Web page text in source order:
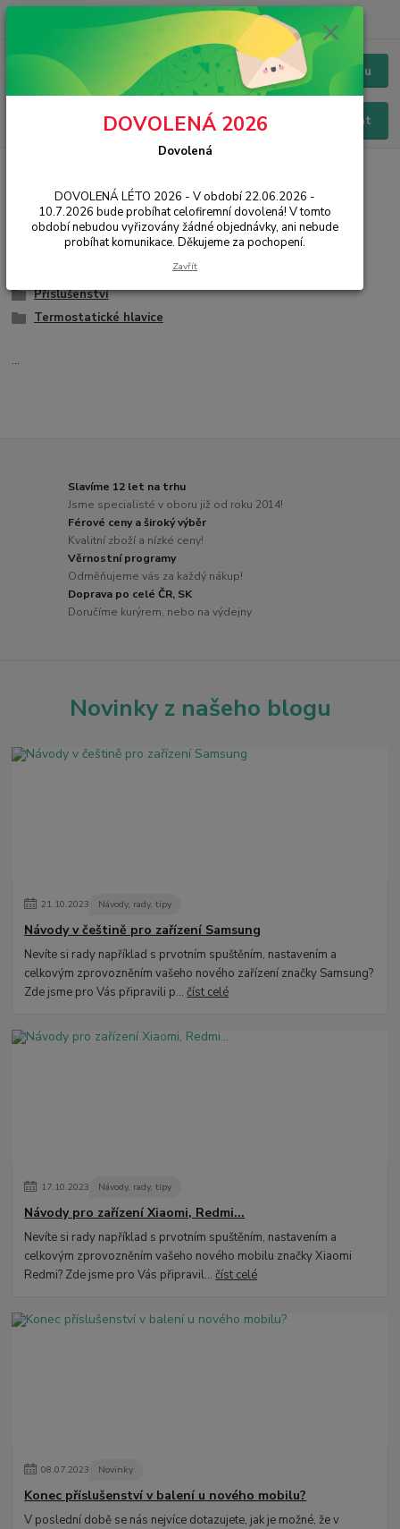
Menu
Hledat
Chat / Online podpora - 24/7
Termostaty
Drátové
Příslušenství
Termostatické hlavice
...
Slavíme 12 let na trhu
Jsme specialisté v oboru již od roku 2014!
Férové ceny a široký výběr
Kvalitní zboží a nízké ceny!
Věrnostní programy
Odměňujeme vás za každý nákup!
Doprava po celé ČR, SK
Doručíme kurýrem, nebo na výdejny
Novinky z našeho blogu
21.10.2023 Návody, rady, tipy
Návody v češtině pro zařízení Samsung
Nevíte si rady například s prvotním spuštěním, nastavením a
celkovým zprovozněním vašeho nového zařízení značky Samsung?
Zde jsme pro Vás připravili p...číst celé
17.10.2023 Návody, rady, tipy
Návody pro zařízení Xiaomi, Redmi...
Nevíte si rady například s prvotním spuštěním, nastavením a
celkovým zprovozněním vašeho nového mobilu značky Xiaomi
Redmi? Zde jsme pro Vás připravil...číst celé
08.07.2023 Novinky
Konec příslušenství v balení u nového mobilu?
V poslední době se nás nejvíce dotazujete, jak je možné, že v
DOVOLENÁ 2026
Dovolená
DOVOLENÁ LÉTO 2026 - V období 22.06.2026 -
10.7.2026 bude probíhat celofiremní dovolená! V tomto
období nebudou vyřizovány žádné objednávky, ani nebude
probíhat komunikace. Děkujeme za pochopení.
Zavřít